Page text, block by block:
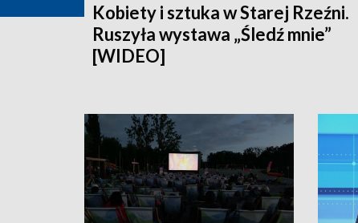
Kobiety i sztuka w Starej Rzeźni.
Ruszyła wystawa „Śledź mnie”
[WIDEO]